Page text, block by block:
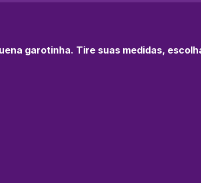
garotinha. Tire suas medidas,